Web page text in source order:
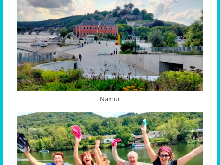
Namur